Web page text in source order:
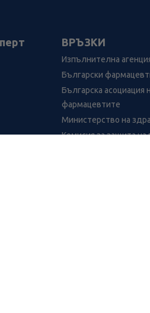
ВРЪЗКИ
Изпълнителна
Български
Българска асоциация
фармацевтите
Министерство на
Комисия за защита